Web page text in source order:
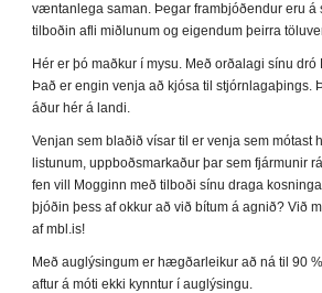
væntanlega saman. Þegar frambjóðendur eru
tilboðin afli miðlunum og eigendum þeirra
Hér er þó maðkur í mysu. Með orðalagi sínu
Það er engin venja að kjósa til stjórnlagaþings.
áður hér á landi.
Venjan sem blaðið vísar til er venja sem
listunum, uppboðsmarkaður þar sem fjármunir
fen vill Mogginn með tilboði sínu draga
þjóðin þess af okkur að við bítum á agnið? Við
af mbl.is!
Með auglýsingum er hægðarleikur að ná til 90
aftur á móti ekki kynntur í auglýsingu.